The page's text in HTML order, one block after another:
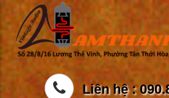
Liên hệ :